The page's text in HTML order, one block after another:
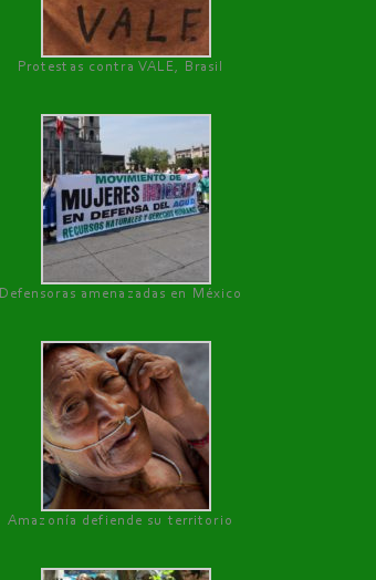
Protestas contra VALE, Brasil
Defensoras amenazadas en México
Amazonía defiende su territorio